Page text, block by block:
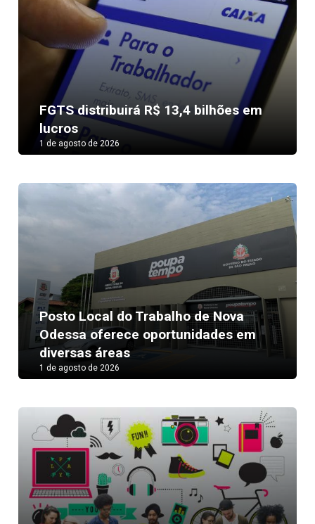
FGTS distribuirá R$ 13,4 bilhões em
lucros
1 de agosto de 2026
Posto Local do Trabalho de Nova
Odessa oferece oportunidades em
diversas áreas
1 de agosto de 2026